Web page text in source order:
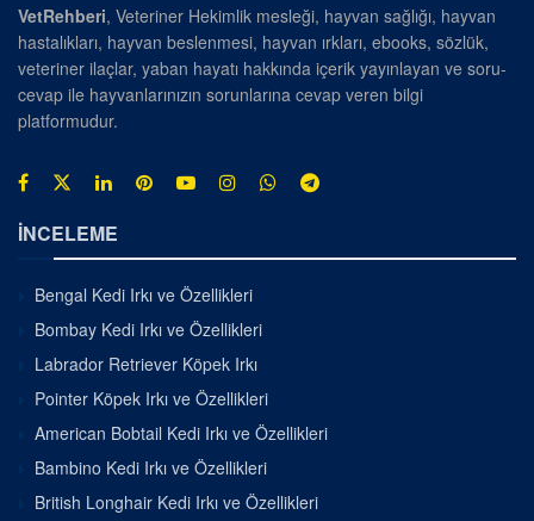
VetRehberi, Veteriner Hekimlik mesleği, hayvan sağlığı, hayvan
hastalıkları, hayvan beslenmesi, hayvan ırkları, ebooks, sözlük,
veteriner ilaçlar, yaban hayatı hakkında içerik yayınlayan ve soru-
cevap ile hayvanlarınızın sorunlarına cevap veren bilgi
platformudur.
İNCELEME
Bengal Kedi Irkı ve Özellikleri
Bombay Kedi Irkı ve Özellikleri
Labrador Retriever Köpek Irkı
Pointer Köpek Irkı ve Özellikleri
American Bobtail Kedi Irkı ve Özellikleri
Bambino Kedi Irkı ve Özellikleri
British Longhair Kedi Irkı ve Özellikleri